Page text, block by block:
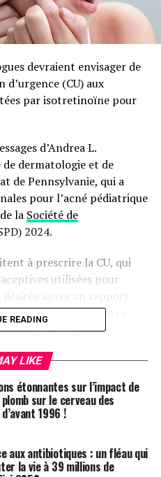
devraient envisager de
(CU) aux
par isotretinoïne pour
d’Andrea L.
dermatologie et de
de Pennsylvanie, qui a
pour l’acné pédiatrique
la Société de
2024.
à prescrire la CU, qui
utilisées pour
contraceptif, que ce
ou par manque de
sous le nom
est un traitement
des risques de
d’évaluation et de
est conçue pour gérer ce
READING
LIKE
étonnantes sur l’impact de
plomb sur le cerveau des
1996 !
aux antibiotiques : un fléau qui
la vie à 39 millions de